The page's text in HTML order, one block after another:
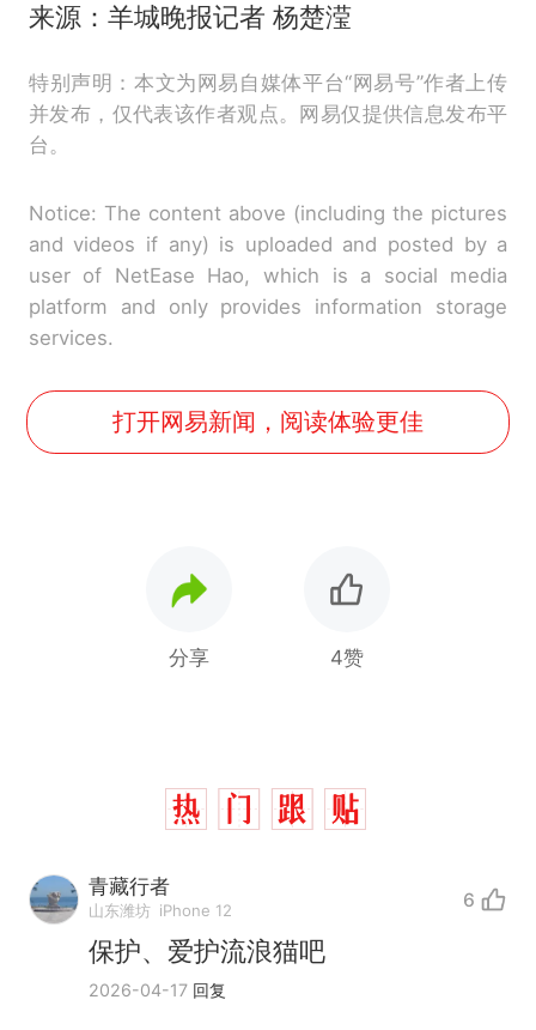
来源：羊城晚报记者 杨楚滢
特别声明：本文为网易自媒体平台“网易号”作者上传
并发布，仅代表该作者观点。网易仅提供信息发布平
台。
Notice: The content above (including the pictures
and videos if any) is uploaded and posted by a
user of NetEase Hao, which is a social media
platform and only provides information storage
services.
打开网易新闻，阅读体验更佳
分享 4赞
青藏行者
山东潍坊 iPhone 12 6
保护、爱护流浪猫吧
2026-04-17 回复
热 那个在床头放菜刀的女孩，